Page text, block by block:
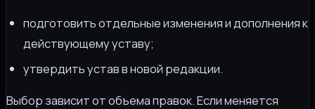
подготовить отдельные изменения и дополнения к
действующему уставу;
утвердить устав в новой редакции.
Выбор зависит от объема правок. Если меняется